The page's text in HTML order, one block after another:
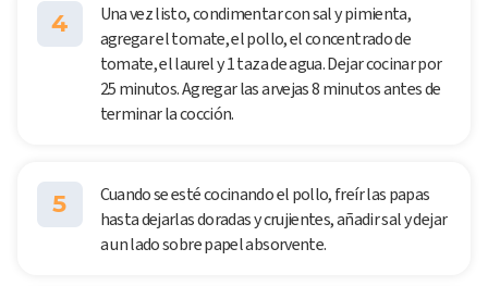
4
Una vez listo, condimentar con sal y pimienta,
agregar el tomate, el pollo, el concentrado de
tomate, el laurel y 1 taza de agua. Dejar cocinar por
25 minutos. Agregar las arvejas 8 minutos antes de
terminar la cocción.
5
Cuando se esté cocinando el pollo, freír las papas
hasta dejarlas doradas y crujientes, añadir sal y dejar
a un lado sobre papel absorvente.